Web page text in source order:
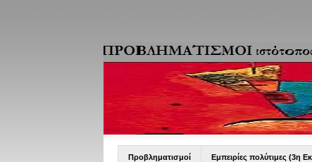
Προβληματισμοί Εμπειρίες πολύτιμες (3η